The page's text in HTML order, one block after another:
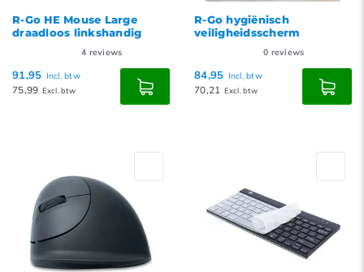
R-Go HE Mouse Large
draadloos linkshandig
4 reviews
91,95 Incl. btw
75,99 Excl. btw
R-Go hygiënisch
veiligheidsscherm
0 reviews
84,95 Incl. btw
70,21 Excl. btw